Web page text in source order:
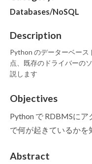
Databases/NoSQL
Description
Python のデーターベー
点、既存のドライバーの
説します
Objectives
Python で RDBMSに
で何が起きているかを
Abstract